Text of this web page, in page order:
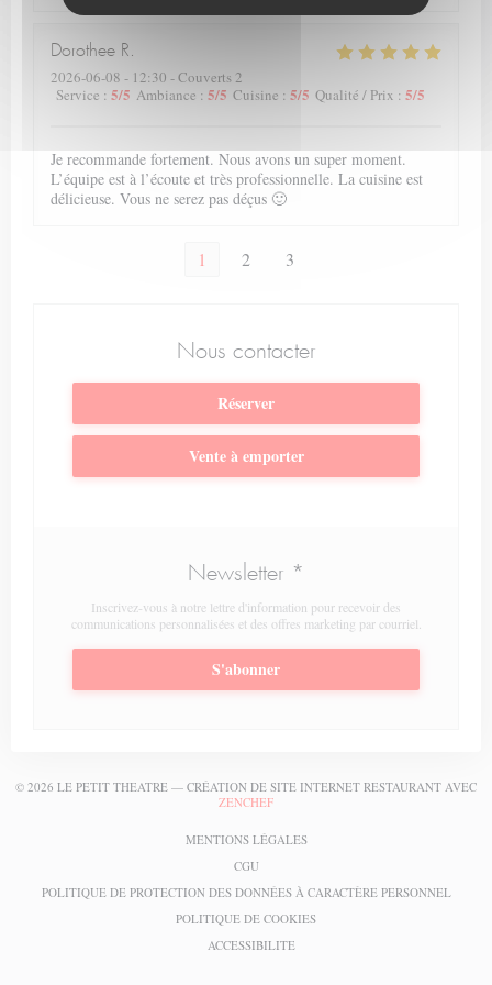
Dorothee R
2026-06-08 - 12:30 - Couverts 2
Service : 5/5 Ambiance : 5/5 Cuisine : 5/5 Qualité / Prix : 5/5
Je recommande fortement. Nous avons un super moment.
L’équipe est à l’écoute et très professionnelle. La cuisine est
délicieuse. Vous ne serez pas déçus 🙂
1 2 3
Nous contacter
Réserver
Vente à emporter
Newsletter *
Inscrivez-vous à notre lettre d'information pour recevoir des
communications personnalisées et des offres marketing par courriel.
S'abonner
© 2026 LE PETIT THEATRE — CRÉATION DE SITE INTERNET RESTAURANT AVEC
ZENCHEF((OUVRE UNE NOUVELLE FENÊTRE))
MENTIONS LÉGALES((OUVRE UNE NOUVELLE
CGU((OUVRE UNE NOUVELLE FENÊTRE))
POLITIQUE DE PROTECTION DES DONNÉES À CARACTÈRE PERSONNEL
POLITIQUE DE COOKIES((OUVRE UNE NOUVELLE
ACCESSIBILITE((OUVRE UNE NOUVELLE